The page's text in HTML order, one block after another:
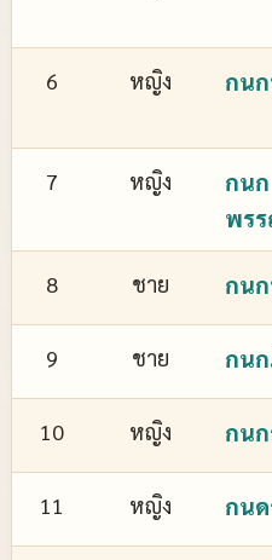
6 หญิง กน
7 หญิง
กนก
พร
8 ชาย กน
9 ชาย กน
10 หญิง กน
11 หญิง กนด